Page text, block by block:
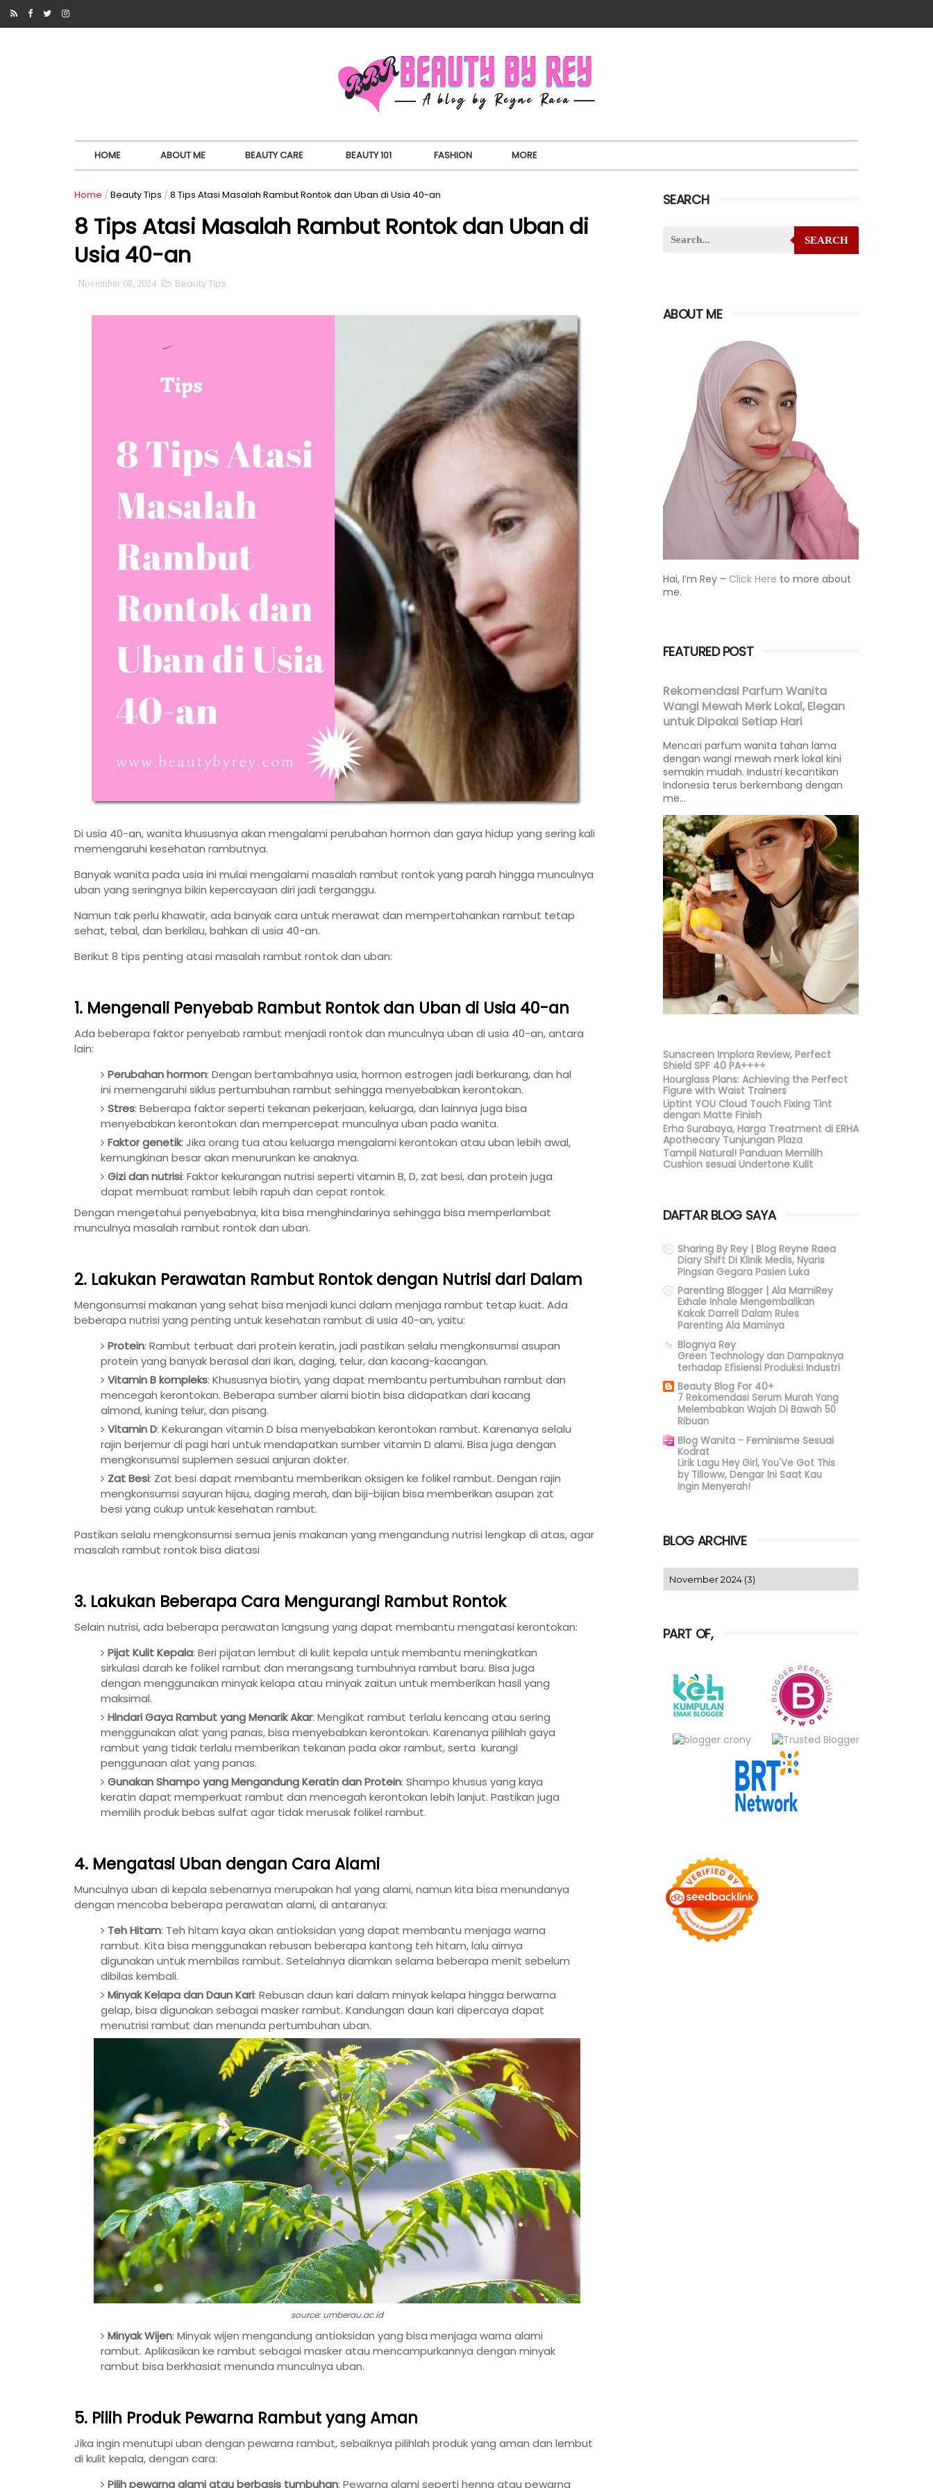
HOME ABOUT ME BEAUTY CARE BEAUTY 101 FASHION MORE
Home / Beauty Tips / 8 Tips Atasi Masalah Rambut Rontok dan Uban di Usia 40-an
8 Tips Atasi Masalah Rambut Rontok dan Uban di
Usia 40-an
November 08, 2024 Beauty Tips
Di usia 40-an, wanita khususnya akan mengalami perubahan hormon dan gaya hidup yang sering kali
memengaruhi kesehatan rambutnya.
Banyak wanita pada usia ini mulai mengalami masalah rambut rontok yang parah hingga munculnya
uban yang seringnya bikin kepercayaan diri jadi terganggu.
Namun tak perlu khawatir, ada banyak cara untuk merawat dan mempertahankan rambut tetap
sehat, tebal, dan berkilau, bahkan di usia 40-an.
Berikut 8 tips penting atasi masalah rambut rontok dan uban:
1. Mengenali Penyebab Rambut Rontok dan Uban di Usia 40-an
Ada beberapa faktor penyebab rambut menjadi rontok dan munculnya uban di usia 40-an, antara
lain:
Perubahan hormon: Dengan bertambahnya usia, hormon estrogen jadi berkurang, dan hal
ini memengaruhi siklus pertumbuhan rambut sehingga menyebabkan kerontokan.
Stres: Beberapa faktor seperti tekanan pekerjaan, keluarga, dan lainnya juga bisa
menyebabkan kerontokan dan mempercepat munculnya uban pada wanita.
Faktor genetik: Jika orang tua atau keluarga mengalami kerontokan atau uban lebih awal,
kemungkinan besar akan menurunkan ke anaknya.
Gizi dan nutrisi: Faktor kekurangan nutrisi seperti vitamin B, D, zat besi, dan protein juga
dapat membuat rambut lebih rapuh dan cepat rontok.
Dengan mengetahui penyebabnya, kita bisa menghindarinya sehingga bisa memperlambat
munculnya masalah rambut rontok dan uban.
2. Lakukan Perawatan Rambut Rontok dengan Nutrisi dari Dalam
Mengonsumsi makanan yang sehat bisa menjadi kunci dalam menjaga rambut tetap kuat. Ada
beberapa nutrisi yang penting untuk kesehatan rambut di usia 40-an, yaitu:
Protein: Rambut terbuat dari protein keratin, jadi pastikan selalu mengkonsumsi asupan
protein yang banyak berasal dari ikan, daging, telur, dan kacang-kacangan.
Vitamin B kompleks: Khususnya biotin, yang dapat membantu pertumbuhan rambut dan
mencegah kerontokan. Beberapa sumber alami biotin bisa didapatkan dari kacang
almond, kuning telur, dan pisang.
Vitamin D: Kekurangan vitamin D bisa menyebabkan kerontokan rambut. Karenanya selalu
rajin berjemur di pagi hari untuk mendapatkan sumber vitamin D alami. Bisa juga dengan
mengkonsumsi suplemen sesuai anjuran dokter.
Zat Besi: Zat besi dapat membantu memberikan oksigen ke folikel rambut. Dengan rajin
mengkonsumsi sayuran hijau, daging merah, dan biji-bijian bisa memberikan asupan zat
besi yang cukup untuk kesehatan rambut.
Pastikan selalu mengkonsumsi semua jenis makanan yang mengandung nutrisi lengkap di atas, agar
masalah rambut rontok bisa diatasi
3. Lakukan Beberapa Cara Mengurangi Rambut Rontok
Selain nutrisi, ada beberapa perawatan langsung yang dapat membantu mengatasi kerontokan:
Pijat Kulit Kepala: Beri pijatan lembut di kulit kepala untuk membantu meningkatkan
sirkulasi darah ke folikel rambut dan merangsang tumbuhnya rambut baru. Bisa juga
dengan menggunakan minyak kelapa atau minyak zaitun untuk memberikan hasil yang
maksimal.
Hindari Gaya Rambut yang Menarik Akar: Mengikat rambut terlalu kencang atau sering
menggunakan alat yang panas, bisa menyebabkan kerontokan. Karenanya pilihlah gaya
rambut yang tidak terlalu memberikan tekanan pada akar rambut, serta kurangi
penggunaan alat yang panas.
Gunakan Shampo yang Mengandung Keratin dan Protein: Shampo khusus yang kaya
keratin dapat memperkuat rambut dan mencegah kerontokan lebih lanjut. Pastikan juga
memilih produk bebas sulfat agar tidak merusak folikel rambut.
4. Mengatasi Uban dengan Cara Alami
Munculnya uban di kepala sebenarnya merupakan hal yang alami, namun kita bisa menundanya
dengan mencoba beberapa perawatan alami, di antaranya:
Teh Hitam: Teh hitam kaya akan antioksidan yang dapat membantu menjaga warna
rambut. Kita bisa menggunakan rebusan beberapa kantong teh hitam, lalu airnya
digunakan untuk membilas rambut. Setelahnya diamkan selama beberapa menit sebelum
dibilas kembali.
Minyak Kelapa dan Daun Kari: Rebusan daun kari dalam minyak kelapa hingga berwarna
gelap, bisa digunakan sebagai masker rambut. Kandungan daun kari dipercaya dapat
menutrisi rambut dan menunda pertumbuhan uban.
source: umberau.ac.id
Minyak Wijen: Minyak wijen mengandung antioksidan yang bisa menjaga warna alami
rambut. Aplikasikan ke rambut sebagai masker atau mencampurkannya dengan minyak
rambut bisa berkhasiat menunda munculnya uban.
5. Pilih Produk Pewarna Rambut yang Aman
Jika ingin menutupi uban dengan pewarna rambut, sebaiknya pilihlah produk yang aman dan lembut
di kulit kepala, dengan cara:
Pilih pewarna alami atau berbasis tumbuhan: Pewarna alami seperti henna atau pewarna
SEARCH
SEARCH
ABOUT ME
Hai, I’m Rey – Click Here to more about
me.
FEATURED POST
Rekomendasi Parfum Wanita
Wangi Mewah Merk Lokal, Elegan
untuk Dipakai Setiap Hari
Mencari parfum wanita tahan lama
dengan wangi mewah merk lokal kini
semakin mudah. Industri kecantikan
Indonesia terus berkembang dengan
me...
Sunscreen Implora Review, Perfect
Shield SPF 40 PA++++
Hourglass Plans: Achieving the Perfect
Figure with Waist Trainers
Liptint YOU Cloud Touch Fixing Tint
dengan Matte Finish
Erha Surabaya, Harga Treatment di ERHA
Apothecary Tunjungan Plaza
Tampil Natural! Panduan Memilih
Cushion sesuai Undertone Kulit
DAFTAR BLOG SAYA
Sharing By Rey | Blog Reyne Raea
Diary Shift Di Klinik Medis, Nyaris
Pingsan Gegara Pasien Luka
Parenting Blogger | Ala MamiRey
Exhale Inhale Mengembalikan
Kakak Darrell Dalam Rules
Parenting Ala Maminya
Blognya Rey
Green Technology dan Dampaknya
terhadap Efisiensi Produksi Industri
Beauty Blog For 40+
7 Rekomendasi Serum Murah Yang
Melembabkan Wajah Di Bawah 50
Ribuan
Blog Wanita - Feminisme Sesuai
Kodrat
Lirik Lagu Hey Girl, You'Ve Got This
by Tilloww, Dengar Ini Saat Kau
Ingin Menyerah!
BLOG ARCHIVE
PART OF,